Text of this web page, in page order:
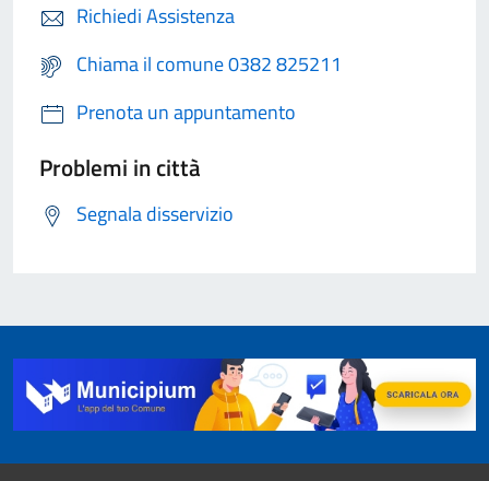
Richiedi Assistenza
Chiama il comune 0382 825211
Prenota un appuntamento
Problemi in città
Segnala disservizio